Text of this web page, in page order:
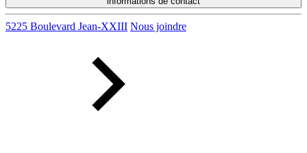
5225 Boulevard Jean-XXIII Nous joindre